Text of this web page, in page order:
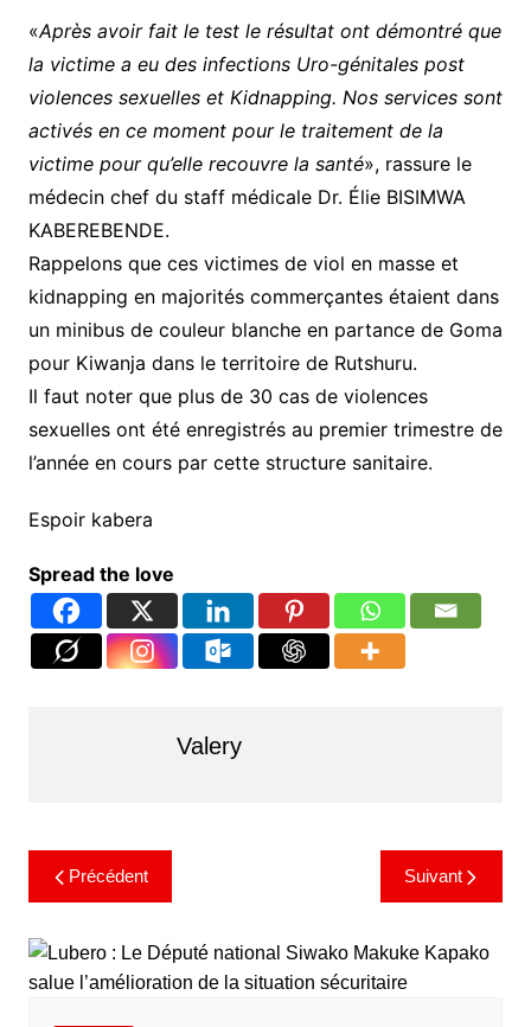
«Après avoir fait le test le résultat ont démontré que
la victime a eu des infections Uro-génitales post
violences sexuelles et Kidnapping. Nos services sont
activés en ce moment pour le traitement de la
victime pour qu’elle recouvre la santé», rassure le
médecin chef du staff médicale Dr. Élie BISIMWA
KABEREBENDE.
Rappelons que ces victimes de viol en masse et
kidnapping en majorités commerçantes étaient dans
un minibus de couleur blanche en partance de Goma
pour Kiwanja dans le territoire de Rutshuru.
Il faut noter que plus de 30 cas de violences
sexuelles ont été enregistrés au premier trimestre de
l’année en cours par cette structure sanitaire.
Espoir kabera
Spread the love
Valery
Précédent Suivant